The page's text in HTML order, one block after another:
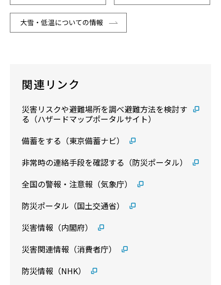
大雪・低温についての情報
関連リンク
災害リスクや避難場所を調べ避難方法を検討す
る（ハザードマップポータルサイト）
備蓄をする（東京備蓄ナビ）
非常時の連絡手段を確認する（防災ポータル）
全国の警報・注意報（気象庁）
防災ポータル（国土交通省）
災害情報（内閣府）
災害関連情報（消費者庁）
防災情報（NHK）